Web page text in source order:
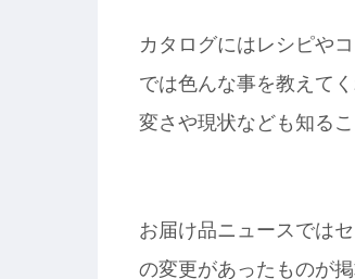
カタログにはレシピや
では色んな事を教えて
変さや現状なども知る
お届け品ニュースでは
の変更があったものが掲